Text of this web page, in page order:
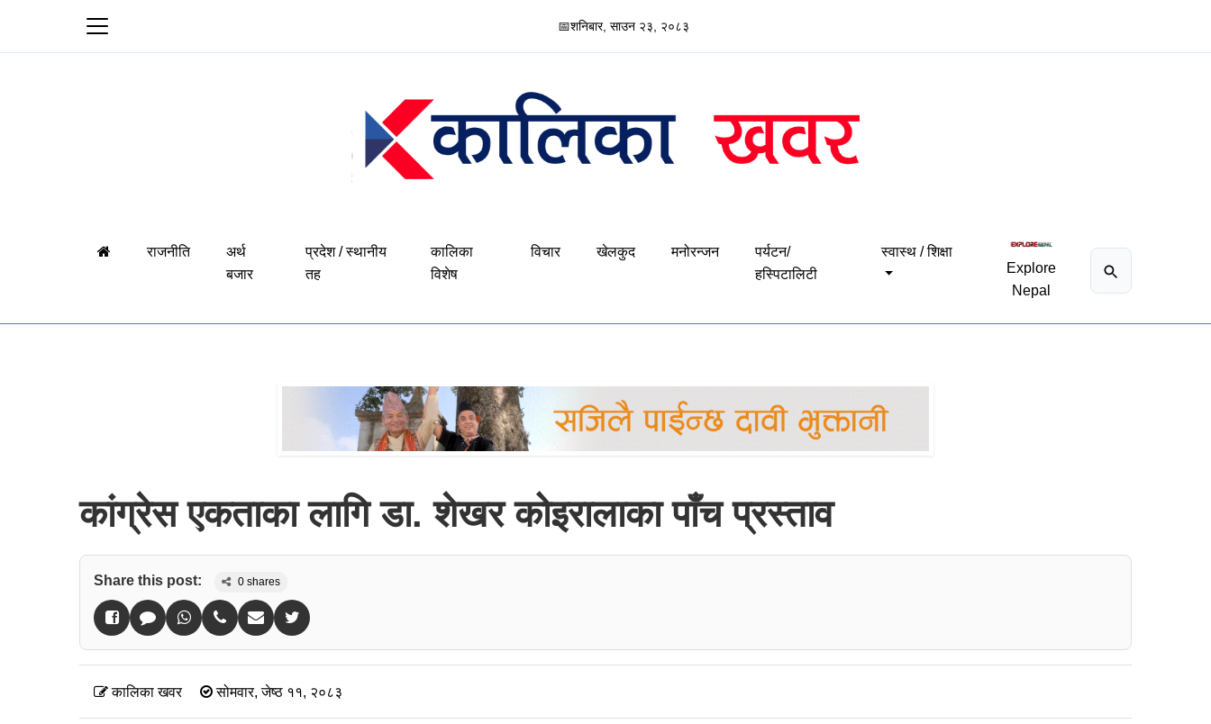
📅शनिबार, साउन २३, २०८३
राजनीति
अर्थ
बजार
प्रदेश / स्थानीय
तह
कालिका
विशेष
विचार खेलकुद मनोरन्जन
पर्यटन/
हस्पिटालिटी
स्वास्थ / शिक्षा
Explore
Nepal
कांग्रेस एकताका लागि डा. शेखर कोइरालाका पाँच प्रस्ताव
Share this post: 0 shares
कालिका खवर सोमवार, जेष्ठ ११, २०८३